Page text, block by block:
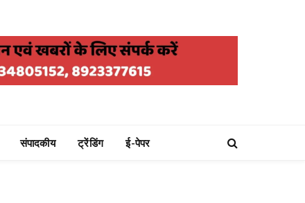
संपादकीय ट्रेंडिंग ई-पेपर